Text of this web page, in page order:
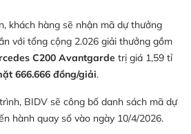
khách hàng sẽ nhận mã dự thưởng
với tổng cộng 2.026 giải thưởng gồm
C200 Avantgarde trị giá 1,59 tỉ
666.666 đồng/giải.
BIDV sẽ công bố danh sách mã dự
hành quay số vào ngày 10/4/2026.